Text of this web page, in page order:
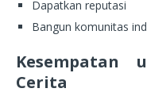
Dapatkan reputasi
Bangun komunitas
Kesempatan
Cerita